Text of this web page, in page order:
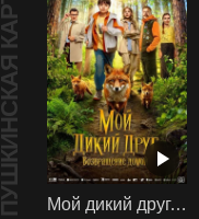
ПУШКИНСКАЯ КАРТА Мой дикий друг. Возвращение домой